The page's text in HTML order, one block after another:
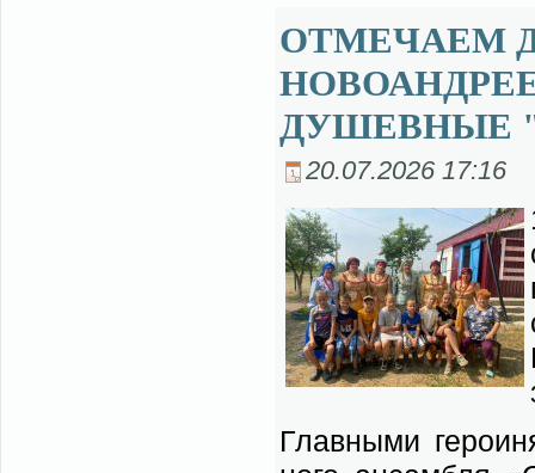
ОТМЕЧАЕМ
ДУШЕВНЫЕ
20.07.2026 17:16
Глав­ны­ми